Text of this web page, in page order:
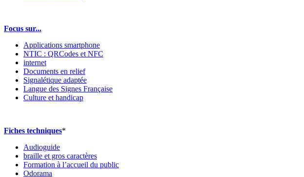
Focus sur...
Applications smartphone
NTIC : QRCodes et NFC
internet
Documents en relief
Signalétique adaptée
Langue des Signes Française
Culture et handicap
Fiches techniques*
Audioguide
braille et gros caractères
Formation à l’accueil du public
Odorama